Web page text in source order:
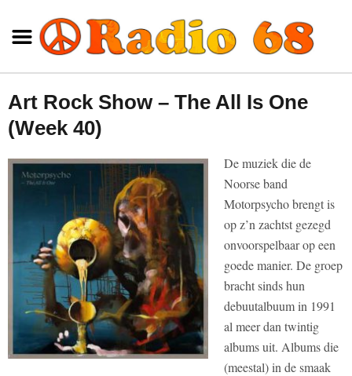
Art Rock Show – The All Is One
(Week 40)
De muziek die de
Noorse band
Motorpsycho brengt is
op z’n zachtst gezegd
onvoorspelbaar op een
goede manier. De groep
bracht sinds hun
debuutalbuum in 1991
al meer dan twintig
albums uit. Albums die
(meestal) in de smaak